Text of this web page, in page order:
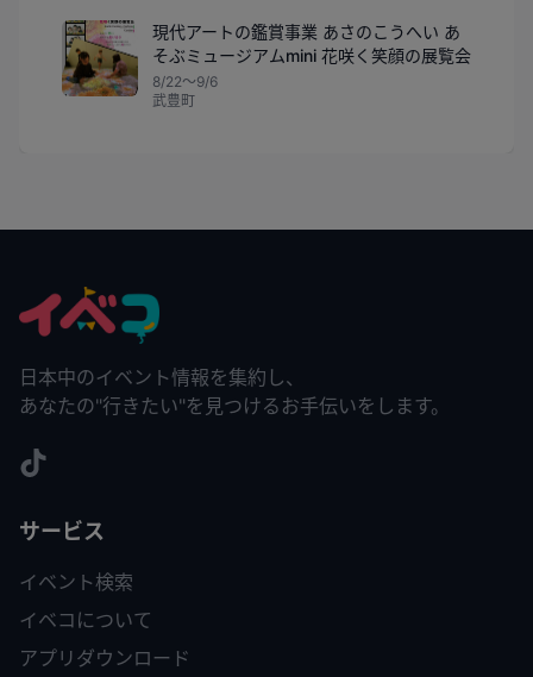
現代アートの鑑賞事業 あさのこうへい あ
そぶミュージアムmini 花咲く笑顔の展覧会
8/22〜9/6
武豊町
日本中のイベント情報を集約し、
あなたの"行きたい"を見つけるお手伝いをします。
サービス
イベント検索
イベコについて
アプリダウンロード